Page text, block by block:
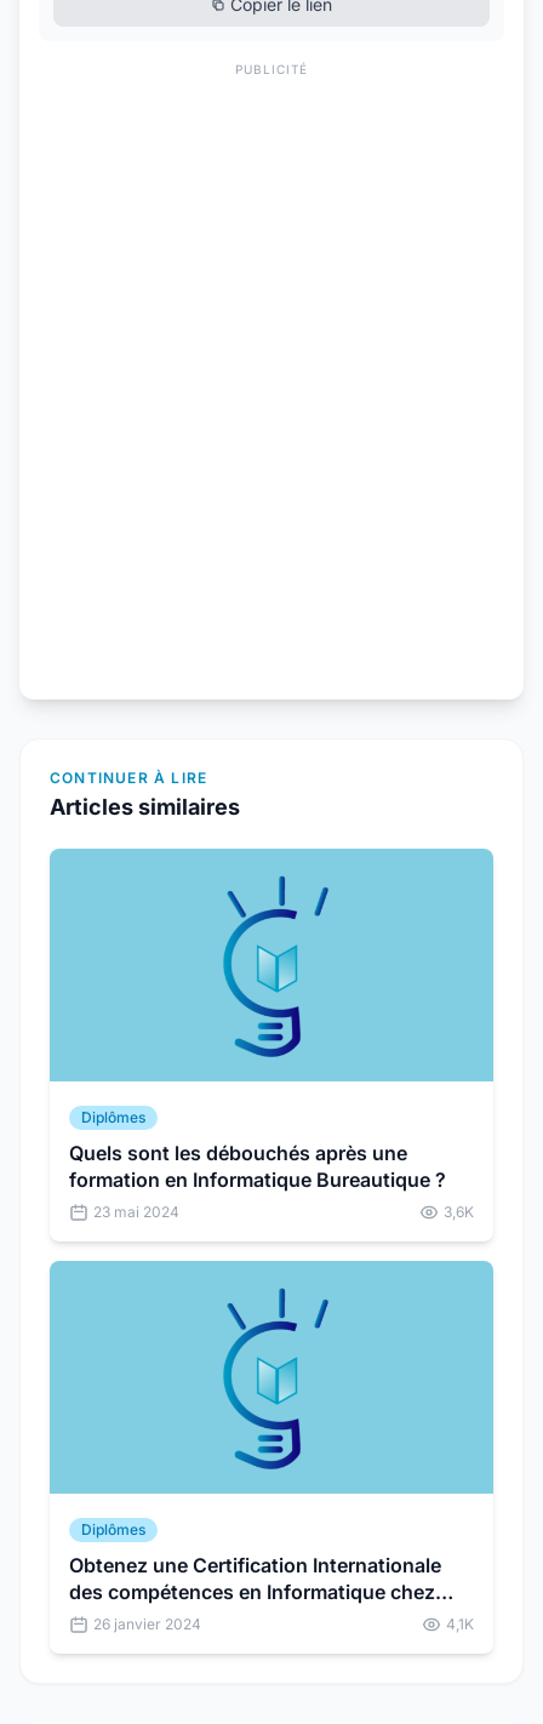
PUBLICITÉ
CONTINUER À LIRE
Articles similaires
Diplômes
Quels sont les débouchés après une
formation en Informatique Bureautique ?
23 mai 2024 3,6K
Diplômes
Obtenez une Certification Internationale
des compétences en Informatique chez
Sunu Code
26 janvier 2024 4,1K